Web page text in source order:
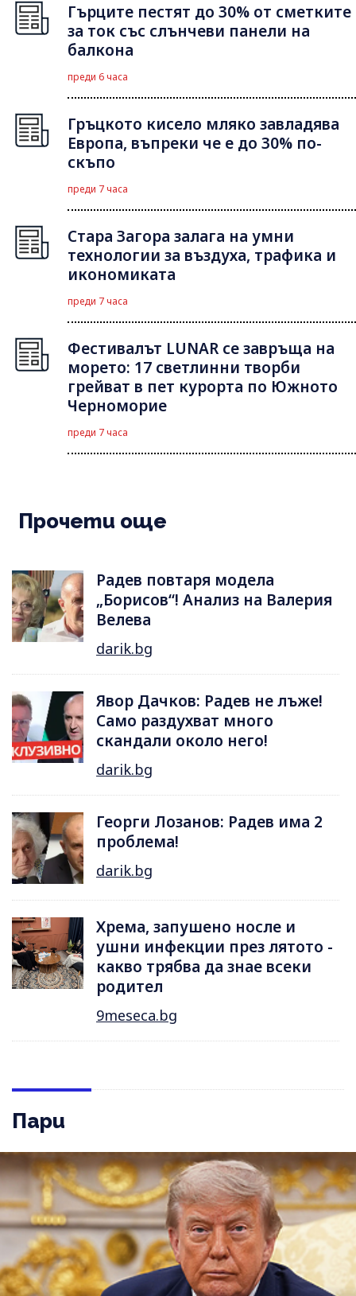
Гърците пестят до 30% от сметките
за ток със слънчеви панели на
балкона
преди 6 часа
Гръцкото кисело мляко завладява
Европа, въпреки че е до 30% по-
скъпо
преди 7 часа
Стара Загора залага на умни
технологии за въздуха, трафика и
икономиката
преди 7 часа
Фестивалът LUNAR се завръща на
морето: 17 светлинни творби
грейват в пет курорта по Южното
Черноморие
преди 7 часа
Прочети още
Радев повтаря модела
„Борисов“! Анализ на Валерия
Велева
darik.bg
Явор Дачков: Радев не лъже!
Само раздухват много
скандали около него!
darik.bg
Георги Лозанов: Радев има 2
проблема!
darik.bg
Хрема, запушено носле и
ушни инфекции през лятотo -
какво трябва да знае всеки
родител
9meseca.bg
Пари